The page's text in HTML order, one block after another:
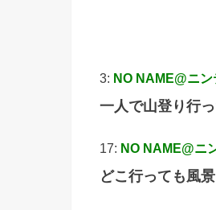
3: NO NAME@ニ
一人で山登り行
17: NO NAME@ニ
どこ行っても風